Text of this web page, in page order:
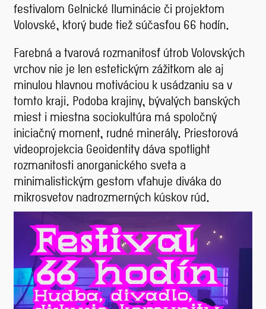
festivalom Gelnické Iluminácie či projektom
Volovské, ktorý bude tiež súčasťou 66 hodín.
Farebná a tvarová rozmanitosť útrob Volovských
vrchov nie je len estetickým zážitkom ale aj
minulou hlavnou motiváciou k usádzaniu sa v
tomto kraji. Podoba krajiny, bývalých banských
miest i miestna sociokultúra má spoločný
iniciačný moment, rudné minerály. Priestorová
videoprojekcia Geoidentity dáva spotlight
rozmanitosti anorganického sveta a
minimalistickým gestom vťahuje diváka do
mikrosvetov nadrozmerných kúskov rúd.